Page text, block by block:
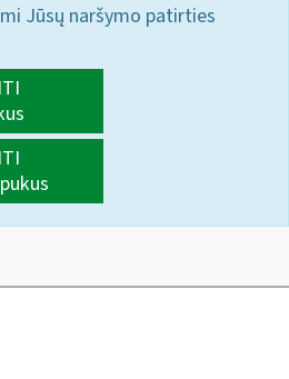
Jūsų naršymo patirties